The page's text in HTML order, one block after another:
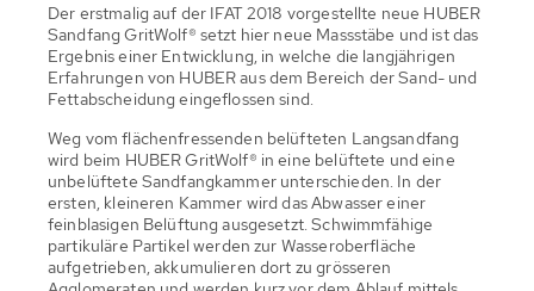
Der erstmalig auf der IFAT 2018 vorgestellte neue HUBER
Sandfang GritWolf® setzt hier neue Massstäbe und ist das
Ergebnis einer Entwicklung, in welche die langjährigen
Erfahrungen von HUBER aus dem Bereich der Sand- und
Fettabscheidung eingeflossen sind.
Weg vom flächenfressenden belüfteten Langsandfang
wird beim HUBER GritWolf® in eine belüftete und eine
unbelüftete Sandfangkammer unterschieden. In der
ersten, kleineren Kammer wird das Abwasser einer
feinblasigen Belüftung ausgesetzt. Schwimmfähige
partikuläre Partikel werden zur Wasseroberfläche
aufgetrieben, akkumulieren dort zu grösseren